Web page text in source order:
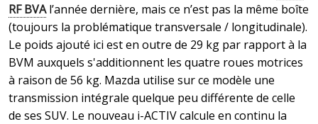
RF BVAl’année dernière, mais ce n’est pas la même boîte
(toujours la problématique transversale / longitudinale).
Le poids ajouté ici est en outre de 29 kg par rapport à la
BVM auxquels s'additionnent les quatre roues motrices
à raison de 56 kg. Mazda utilise sur ce modèle une
transmission intégrale quelque peu différente de celle
de ses SUV. Le nouveau i-ACTIV calcule en continu la